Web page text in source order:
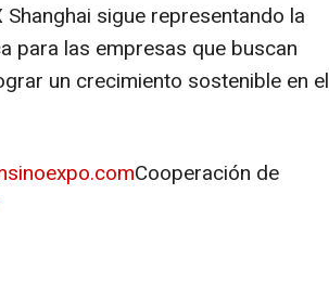
sigue representando la
para las empresas que buscan
un crecimiento sostenible en el
Cooperación de